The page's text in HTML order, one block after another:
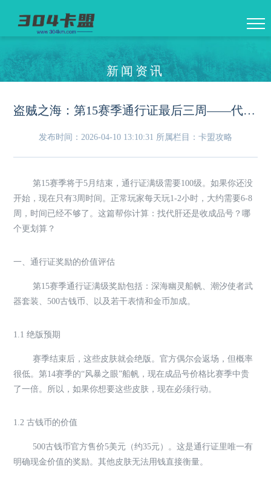
新闻资讯
盗贼之海：第15赛季通行证最后三周——代肝与成品号的选择题
发布时间：2026-04-10 13:10:31 所属栏目：卡盟攻略
第15赛季将于5月结束，通行证满级需要100级。如果你还没
开始，现在只有3周时间。正常玩家每天玩1-2小时，大约需要6-8
周，时间已经不够了。这篇帮你计算：找代肝还是收成品号？哪
个更划算？
一、通行证奖励的价值评估
第15赛季通行证满级奖励包括：深海幽灵船帆、潮汐使者武
器套装、500古钱币、以及若干表情和金币加成。
1.1 绝版预期
赛季结束后，这些皮肤就会绝版。官方偶尔会返场，但概率
很低。第14赛季的“风暴之眼”船帆，现在成品号价格比赛季中贵
了一倍。所以，如果你想要这些皮肤，现在必须行动。
1.2 古钱币的价值
500古钱币官方售价5美元（约35元）。这是通行证里唯一有
明确现金价值的奖励。其他皮肤无法用钱直接衡量。